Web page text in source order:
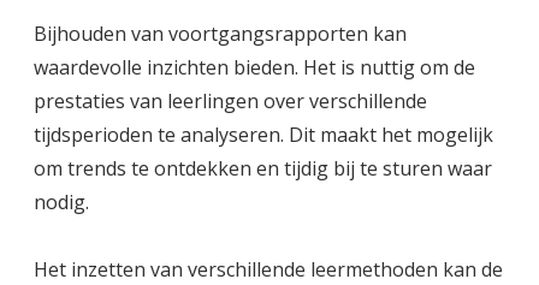
Bijhouden van voortgangsrapporten kan
waardevolle inzichten bieden. Het is nuttig om de
prestaties van leerlingen over verschillende
tijdsperioden te analyseren. Dit maakt het mogelijk
om trends te ontdekken en tijdig bij te sturen waar
nodig.
Het inzetten van verschillende leermethoden kan de